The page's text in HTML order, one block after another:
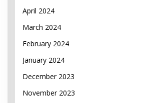
April 2024
March 2024
February 2024
January 2024
December 2023
November 2023